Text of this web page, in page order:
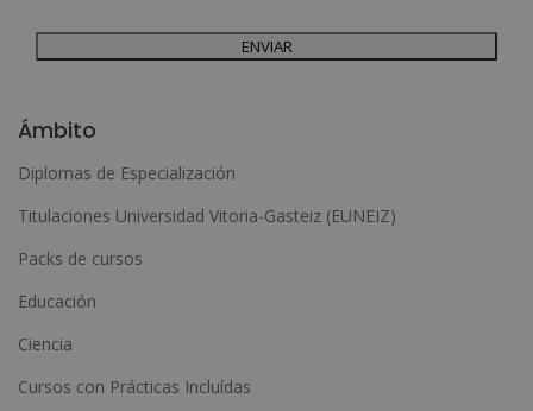
Para más información consulte nuestra Política de Privacidad.
Desea recibir información comercial (vía telefónica y/o email):
e
r
n
i
v
Ámbito
Diplomas de Especialización
Titulaciones Universidad Vitoria-Gasteiz (EUNEIZ)
Packs de cursos
Educación
Ciencia
Cursos con Prácticas Incluídas